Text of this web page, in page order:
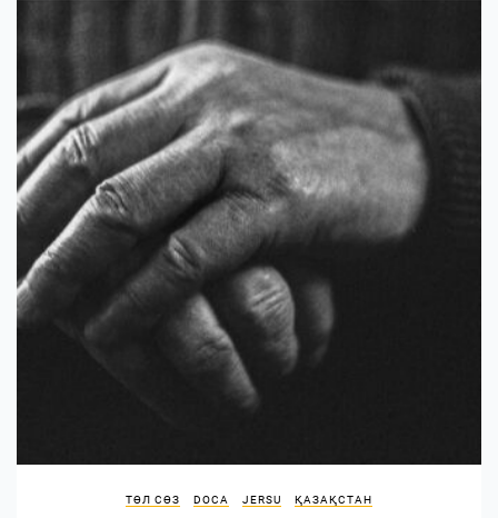
ТӨЛ СӨЗ DOCA JERSU ҚАЗАҚСТАН